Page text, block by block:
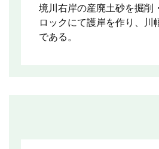
境川右岸の産廃土砂を掘削
ロックにて護岸を作り、川
である。